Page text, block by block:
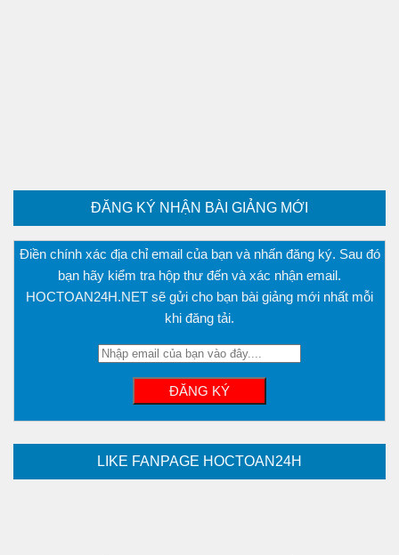
ĐĂNG KÝ NHẬN BÀI GIẢNG MỚI
Điền chính xác địa chỉ email của bạn và nhấn đăng ký. Sau đó
bạn hãy kiểm tra hộp thư đến và xác nhận email.
HOCTOAN24H.NET sẽ gửi cho bạn bài giảng mới nhất mỗi
khi đăng tải.
LIKE FANPAGE HOCTOAN24H